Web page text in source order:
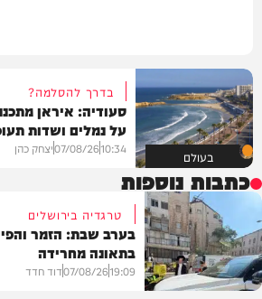
בעולם
בדרך להסלמה?
סעודיה: איראן
על נמלים ושדות
10:34
07/08/26יצחק כהן
כתבות נוספות
טרגדיה בירושלים
בערב שבת: הזמר
בתאונה מחרידה
19:09
07/08/26דוד חדד